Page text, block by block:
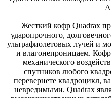
Жесткий кофр Quadrax
ударопрочного,
ультрафиолетовых лучей и
и влагонепроницаем.
механического
спутников любого
перевернете квадроцикл,
невредимыми. Quadrax